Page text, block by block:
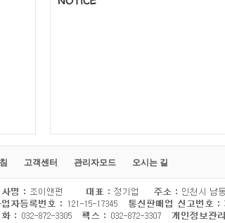
고객센터 관리자모드 오시는 길